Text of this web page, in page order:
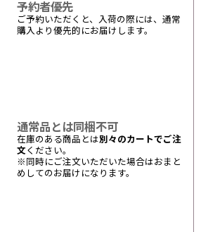
予約者優先
ご予約いただくと、入荷の際には、通常
購入より優先的にお届けします。
通常品とは同梱不可
在庫のある商品とは別々のカートでご注
文 ください。
※同時にご注文いただいた場合はおまと
めしてのお届けになります。